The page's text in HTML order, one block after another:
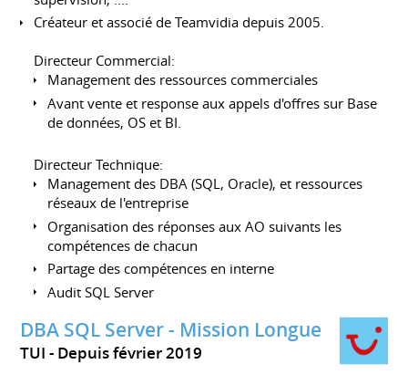
Créateur et associé de Teamvidia depuis 2005.
Directeur Commercial:
Management des ressources commerciales
Avant vente et response aux appels d'offres sur Base
de données, OS et BI.
Directeur Technique:
Management des DBA (SQL, Oracle), et ressources
réseaux de l'entreprise
Organisation des réponses aux AO suivants les
compétences de chacun
Partage des compétences en interne
Audit SQL Server
DBA SQL Server - Mission Longue
TUI Depuis février 2019